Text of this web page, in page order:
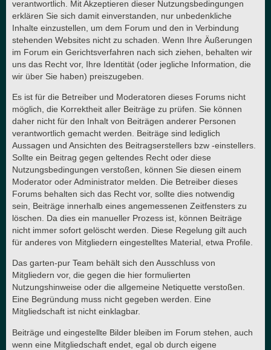
verantwortlich. Mit Akzeptieren dieser Nutzungsbedingungen
erklären Sie sich damit einverstanden, nur unbedenkliche
Inhalte einzustellen, um dem Forum und den in Verbindung
stehenden Websites nicht zu schaden. Wenn Ihre Äußerungen
im Forum ein Gerichtsverfahren nach sich ziehen, behalten wir
uns das Recht vor, Ihre Identität (oder jegliche Information, die
wir über Sie haben) preiszugeben.
Es ist für die Betreiber und Moderatoren dieses Forums nicht
möglich, die Korrektheit aller Beiträge zu prüfen. Sie können
daher nicht für den Inhalt von Beiträgen anderer Personen
verantwortlich gemacht werden. Beiträge sind lediglich
Aussagen und Ansichten des Beitragserstellers bzw -einstellers.
Sollte ein Beitrag gegen geltendes Recht oder diese
Nutzungsbedingungen verstoßen, können Sie diesen einem
Moderator oder Administrator melden. Die Betreiber dieses
Forums behalten sich das Recht vor, sollte dies notwendig
sein, Beiträge innerhalb eines angemessenen Zeitfensters zu
löschen. Da dies ein manueller Prozess ist, können Beiträge
nicht immer sofort gelöscht werden. Diese Regelung gilt auch
für anderes von Mitgliedern eingestelltes Material, etwa Profile.
Das garten-pur Team behält sich den Ausschluss von
Mitgliedern vor, die gegen die hier formulierten
Nutzungshinweise oder die allgemeine Netiquette verstoßen.
Eine Begründung muss nicht gegeben werden. Eine
Mitgliedschaft ist nicht einklagbar.
Beiträge und eingestellte Bilder bleiben im Forum stehen, auch
wenn eine Mitgliedschaft endet, egal ob durch eigene